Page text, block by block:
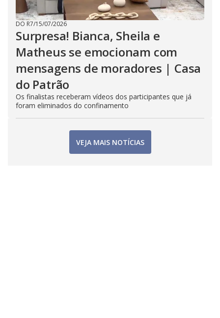
DO R7/15/07/2026
Surpresa! Bianca, Sheila e
Matheus se emocionam com
mensagens de moradores | Casa
do Patrão
Os finalistas receberam vídeos dos participantes que já
foram eliminados do confinamento
VEJA MAIS NOTÍCIAS